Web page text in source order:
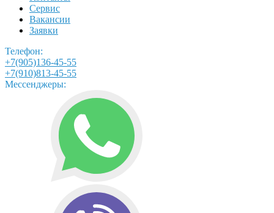
Сервис
Вакансии
Заявки
Телефон:
+7(905)136-45-55
+7(910)813-45-55
Мессенджеры: